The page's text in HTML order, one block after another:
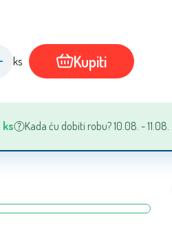
ks Kupiti
ks Kada ću dobiti robu? 10.08. - 11.08.